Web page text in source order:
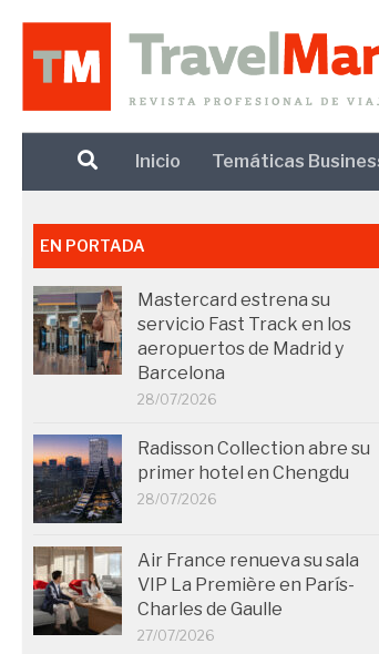
Debajo del contenido
Inicio Temáticas
EN PORTADA
Mastercard estrena su
servicio Fast Track en los
aeropuertos de Madrid y
Barcelona
28/07/2026
Radisson Collection abre su
primer hotel en Chengdu
28/07/2026
Air France renueva su sala
VIP La Première en París-
Charles de Gaulle
27/07/2026